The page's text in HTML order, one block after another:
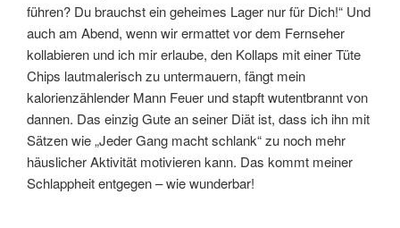
führen? Du brauchst ein geheimes Lager nur für Dich!“ Und
auch am Abend, wenn wir ermattet vor dem Fernseher
kollabieren und ich mir erlaube, den Kollaps mit einer Tüte
Chips lautmalerisch zu untermauern, fängt mein
kalorienzählender Mann Feuer und stapft wutentbrannt von
dannen. Das einzig Gute an seiner Diät ist, dass ich ihn mit
Sätzen wie „Jeder Gang macht schlank“ zu noch mehr
häuslicher Aktivität motivieren kann. Das kommt meiner
Schlappheit entgegen – wie wunderbar!